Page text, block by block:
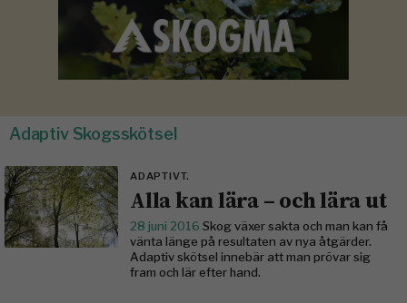
Adaptiv Skogsskötsel
ADAPTIVT.
Alla kan lära – och lära ut
28 juni 2016 Skog växer sakta och man kan få
vänta länge på resultaten av nya åtgärder.
Adaptiv skötsel innebär att man prövar sig
fram och lär efter hand.